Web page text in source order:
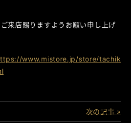
来店賜りますようお願い申し上げ
www.mistore.jp/store/tachik
次の記事 »